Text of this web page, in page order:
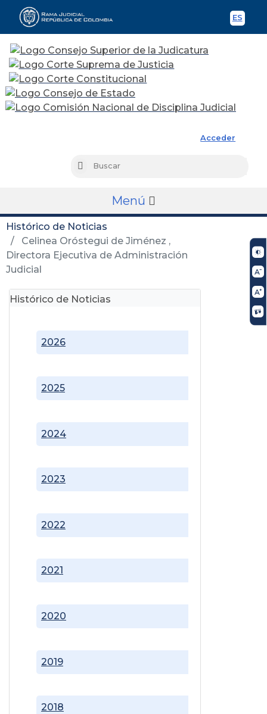
ES
Acceder
Buscar
Menú
Histórico de Noticias
Celinea Oróstegui de Jiménez ,
Directora Ejecutiva de Administración
Judicial
Histórico de Noticias
2018
2019
2020
2021
2022
2023
2024
2025
2026